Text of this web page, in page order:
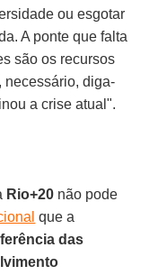
ou esgotar
A ponte que falta
são os recursos
necessário, diga-
a crise atual".
Rio+20 não pode
que a
das